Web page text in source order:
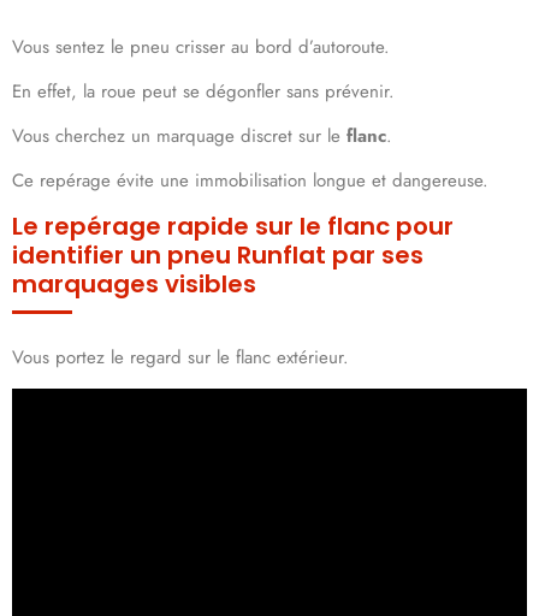
Vous sentez le pneu crisser au bord d’autoroute.
En effet, la roue peut se dégonfler sans prévenir.
Vous cherchez un marquage discret sur le flanc.
Ce repérage évite une immobilisation longue et dangereuse.
Le repérage rapide sur le flanc pour
identifier un pneu Runflat par ses
marquages visibles
Vous portez le regard sur le flanc extérieur.